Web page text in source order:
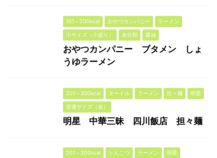
101～200kcal おやつカンパニー
ラーメン
小サイズ（小盛り）
未分類 醤油
おやつカンパニー ブタメン しょ
うゆラーメン
201～300kcal ヌードル ラーメン 担々麺
明星
普通サイズ（並）
明星 中華三昧 四川飯店 担々麺
201～300kcal とんこつ ラーメン
明星